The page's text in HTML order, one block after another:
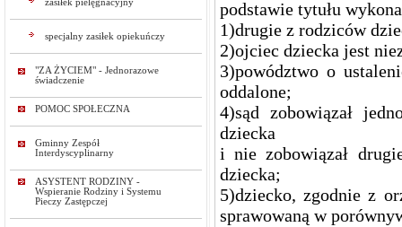
zasiłek pielęgnacyjny
specjalny zasiłek opiekuńczy
"ZA ŻYCIEM" - Jednorazowe
świadczenie
POMOC SPOŁECZNA
Gminny Zespół
Interdyscyplinarny
ASYSTENT RODZINY -
Wspieranie Rodziny i Systemu
Pieczy Zastępczej
podstawie tytułu
1)drugie z rodziców
2)ojciec dziecka jest
3)powództwo o
oddalone;
4)sąd zobowiązał
dziecka
i nie zobowiązał
dziecka;
5)dziecko, zgodnie z
sprawowaną w